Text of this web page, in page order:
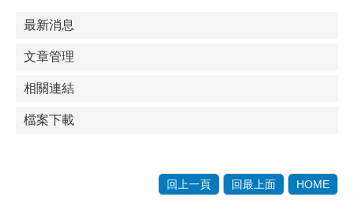
最新消息
文章管理
相關連結
檔案下載
回上一頁 回最上面 HOME